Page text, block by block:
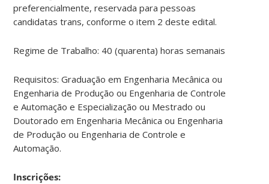
preferencialmente, reservada para pessoas
candidatas trans, conforme o item 2 deste edital.
Regime de Trabalho: 40 (quarenta) horas semanais
Requisitos: Graduação em Engenharia Mecânica ou
Engenharia de Produção ou Engenharia de Controle
e Automação e Especialização ou Mestrado ou
Doutorado em Engenharia Mecânica ou Engenharia
de Produção ou Engenharia de Controle e
Automação.
Inscrições: